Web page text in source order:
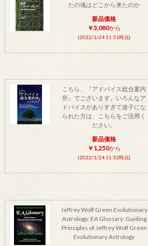
たの魂はどこから来たのか
新品価格
￥3,080から
(2022/1/24 11:51時点)
こちら、『アドバイス総合案内
所』でございます。いろんなア
ドバイスがありすぎて迷子にな
られた方は、こちらをご活用く
ださい。
新品価格
￥1,250から
(2022/1/24 11:52時点)
Jeffrey Wolf Green Evolutionary
Astrology: EA Glossary: Guiding
Principles of Jeffrey Wolf Green
Evolutionary Astrology